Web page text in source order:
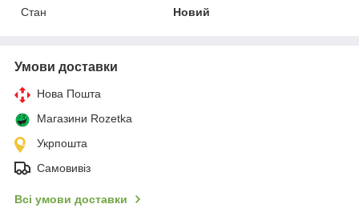
Стан
Новий
Умови доставки
Нова Пошта
Магазини Rozetka
Укрпошта
Самовивіз
Всі умови доставки